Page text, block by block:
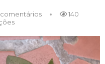
140